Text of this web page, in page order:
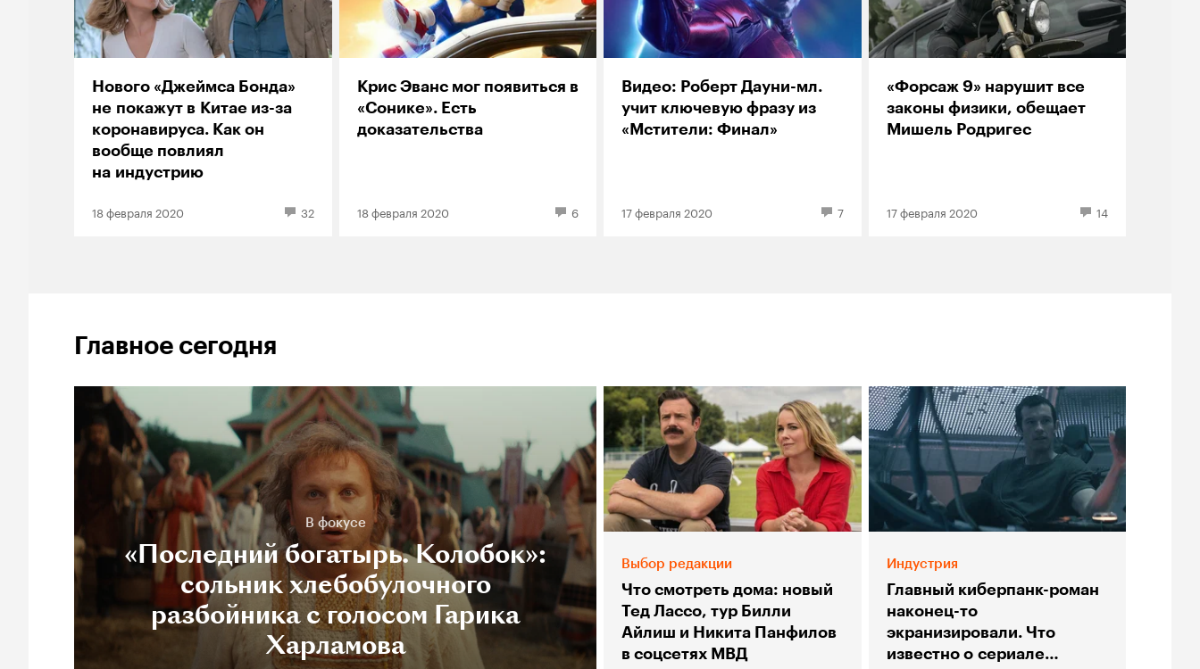
Нового «Джеймса Бонда»
не покажут в Китае из-за
коронавируса. Как он
вообще повлиял
на индустрию
18 февраля 2020 32
Крис Эванс мог появиться в
«Сонике». Есть
доказательства
18 февраля 2020 6
Видео: Роберт Дауни-мл.
учит ключевую фразу из
«Мстители: Финал»
17 февраля 2020 7
«Форсаж 9» нарушит все
законы физики, обещает
Мишель Родригес
17 февраля 2020 14
Главное сегодня
В фокусе
«Последний богатырь. Колобок»:
сольник хлебобулочного
разбойника с голосом Гарика
Харламова
Выбор редакции
Что смотреть дома: новый
Тед Лассо, тур Билли
Айлиш и Никита Панфилов
в соцсетях МВД
Индустрия
Главный киберпанк-роман
наконец-то
экранизировали. Что
известно о сериале